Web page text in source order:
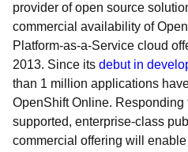
provider of open source
commercial availability of
Platform-as-a-Service cloud
2013. Since its debut in
than 1 million applications
OpenShift Online. Responding
supported, enterprise-class
commercial offering will